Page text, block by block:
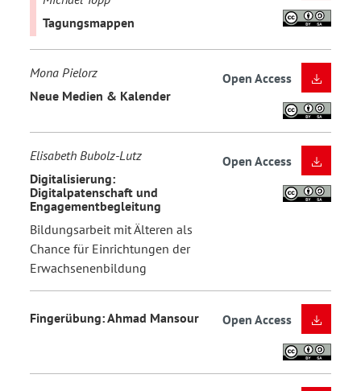
Tagungsmappen
Mona Pielorz
Neue Medien & Kalender
Open Access
Elisabeth Bubolz-Lutz
Digitalisierung:
Digitalpatenschaft und
Engagementbegleitung
Bildungsarbeit mit Älteren als
Chance für Einrichtungen der
Erwachsenenbildung
Open Access
Fingerübung: Ahmad Mansour Open Access